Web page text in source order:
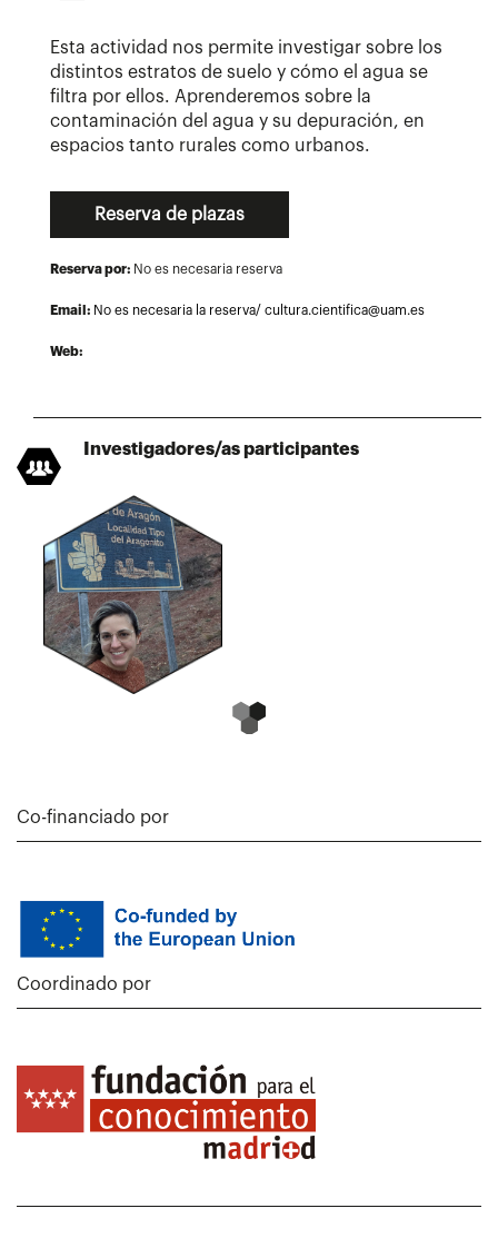
Esta actividad nos permite investigar sobre los
distintos estratos de suelo y cómo el agua se
filtra por ellos. Aprenderemos sobre la
contaminación del agua y su depuración, en
espacios tanto rurales como urbanos.
Reserva de plazas
Reserva por: No es necesaria reserva
Email: No es necesaria la reserva/ cultura.cientifica@uam.es
Web:
Investigadores/as participantes
Co-financiado por
Coordinado por